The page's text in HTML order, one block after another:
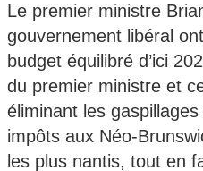
Le premier ministre
gouvernement libéral
budget équilibré d’ici
du premier ministre et
éliminant les
impôts aux Néo-
les plus nantis, tout en